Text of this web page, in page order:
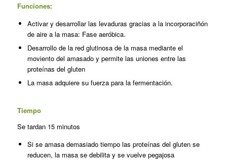
Funciones:
Activar y desarrollar las levaduras gracias a la incorporaciñón
de aire a la masa: Fase aeróbica.
Desarrollo de la red glutinosa de la masa mediante el
moviento del amasado y permite las uniones entre las
proteínas del gluten
La masa adquiere su fuerza para la fermentación.
Tiempo
Se tardan 15 minutos
Si se amasa demasiado tiempo las proteínas del gluten se
reducen, la masa se debilita y se vuelve pegajosa